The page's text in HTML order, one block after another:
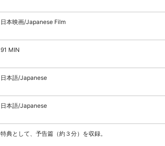
日本映画/Japanese Film
91 MIN
日本語/Japanese
日本語/Japanese
特典として、予告篇（約３分）を収録。